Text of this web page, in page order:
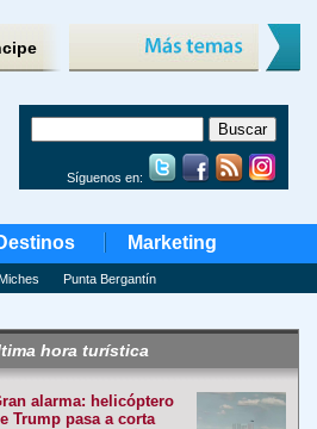
Síguenos en:
Marketing
Punta Bergantín
hora turística
alarma: helicóptero
Trump pasa a corta